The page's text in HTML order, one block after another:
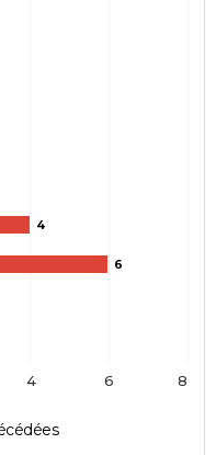
4
6
4 6 8